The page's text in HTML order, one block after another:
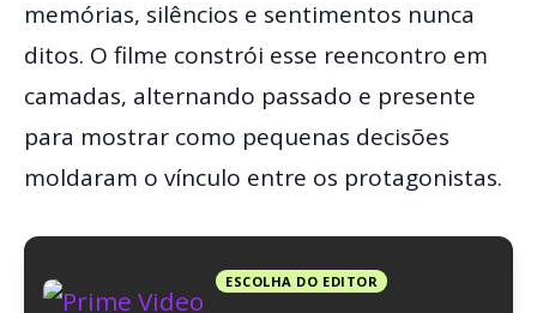
memórias, silêncios e sentimentos nunca
ditos. O filme constrói esse reencontro em
camadas, alternando passado e presente
para mostrar como pequenas decisões
moldaram o vínculo entre os protagonistas.
ESCOLHA DO EDITOR